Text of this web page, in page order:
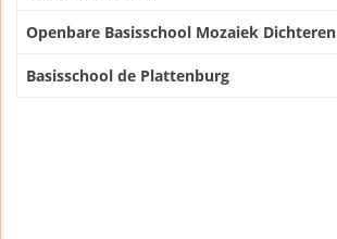
Openbare Basisschool Mozaiek Dichteren
Basisschool de Plattenburg